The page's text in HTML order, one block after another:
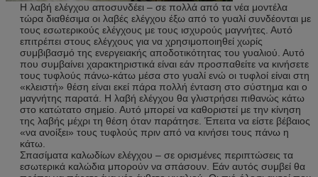
Η λαβή ελέγχου αποσυνδέει – σε πολλά από τα νέα μοντέλα
τώρα διαθέσιμα οι λαβές ελέγχου έξω από το γυαλί συνδέονται με
τους εσωτερικούς ελέγχους με τους ισχυρούς μαγνήτες. Αυτό
επιτρέπει στους ελέγχους για να χρησιμοποιηθεί χωρίς
συμβιβασμό της ενεργειακής αποδοτικότητας του γυαλιού. Αυτό
που συμβαίνει χαρακτηριστικά είναι εάν προσπαθείτε να κινήσετε
τους τυφλούς πάνω-κάτω μέσα στο γυαλί ενώ οι τυφλοί είναι στη
«κλειστή» θέση είναι εκεί πάρα πολλή ένταση στο σύστημα και ο
μαγνήτης παρατά. Η λαβή ελέγχου θα γλιστρήσει πιθανώς κάτω
στο κατώτατο σημείο. Αυτό μπορεί να καθοριστεί με την κίνηση
της λαβής μέχρι τη θέση όταν παράτησε. Έπειτα να είστε βέβαιος
«να ανοίξει» τους τυφλούς πριν από να κινήσει τους πάνω η
κάτω.
Σπασίματα καλωδίων ελέγχου – σε ορισμένες περιπτώσεις τα
εσωτερικά καλώδια μπορούν να σπάσουν. Εάν αυτός συμβεί θα